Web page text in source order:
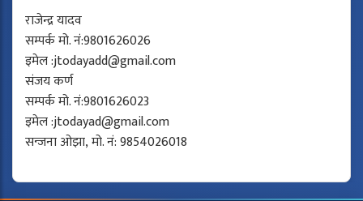
राजेन्द्र यादव
सम्पर्क मो. नं:9801626026
इमेल :jtodayadd@gmail.com
संजय कर्ण
सम्पर्क मो. नं:9801626023
इमेल :jtodayad@gmail.com
सन्जना ओझा, मो. नं: 9854026018